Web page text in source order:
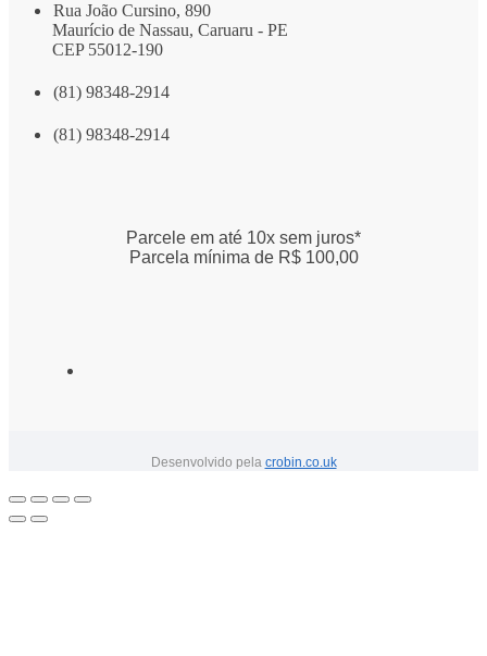
Rua João Cursino, 890
Maurício de Nassau, Caruaru - PE
CEP 55012-190
(81) 98348-2914
(81) 98348-2914
Parcele em até 10x sem juros*
Parcela mínima de R$ 100,00
Desenvolvido pela crobin.co.uk